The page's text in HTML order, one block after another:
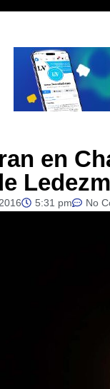
en
5:31 pm No